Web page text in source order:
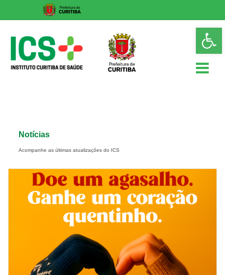
content
Notícias
Acompanhe as últimas atualizações do ICS